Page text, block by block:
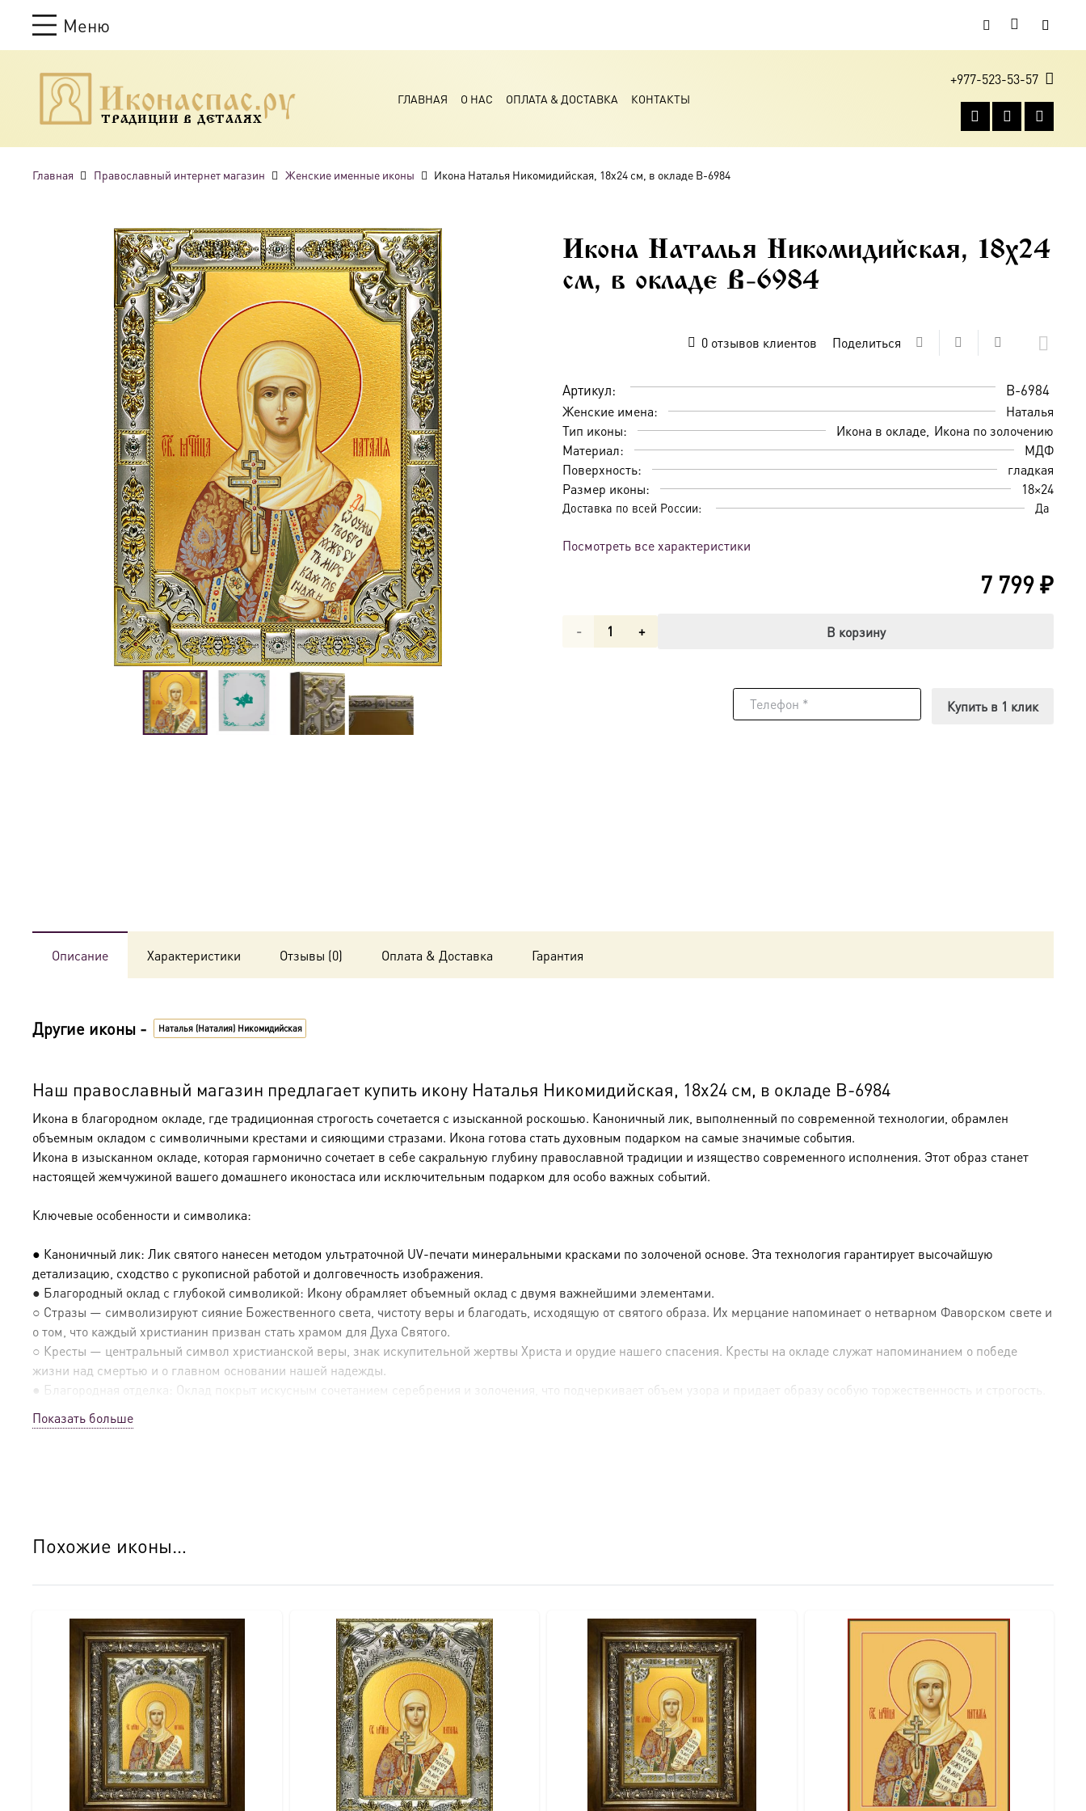
Меню
ТРАДИЦИИ В ДЕТАЛЯХ
ГЛАВНАЯ О НАС ОПЛАТА & ДОСТАВКА КОНТАКТЫ
+977-523-53-57
Главная Православный интернет магазин Женские именные иконы Икона Наталья Никомидийская, 18х24 см, в окладе B-6984
Икона Наталья Никомидийская, 18х24
см, в окладе B-6984
0отзывов клиентов Поделиться
Артикул: B-6984
Женские имена:
Наталья
Тип иконы:
Икона в окладе Икона по золочению
Материал:
МДФ
Поверхность:
гладкая
Размер иконы:
18×24
Доставка по всей России: Да
Посмотреть все характеристики
7 799₽
Количество
В корзину
Купить в 1 клик
Описание Характеристики Отзывы (0) Оплата & Доставка Гарантия
Другие иконы - Наталья (Наталия) Никомидийская
Наш православный магазин предлагает купить икону Наталья Никомидийская, 18х24 см, в окладе B-6984
Икона в благородном окладе, где традиционная строгость сочетается с изысканной роскошью. Каноничный лик, выполненный по современной технологии, обрамлен
объемным окладом с символичными крестами и сияющими стразами. Икона готова стать духовным подарком на самые значимые события.
Икона в изысканном окладе, которая гармонично сочетает в себе сакральную глубину православной традиции и изящество современного исполнения. Этот образ станет
настоящей жемчужиной вашего домашнего иконостаса или исключительным подарком для особо важных событий.
Ключевые особенности и символика:
● Каноничный лик: Лик святого нанесен методом ультраточной UV-печати минеральными красками по золоченой основе. Эта технология гарантирует высочайшую
детализацию, сходство с рукописной работой и долговечность изображения.
● Благородный оклад с глубокой символикой: Икону обрамляет объемный оклад с двумя важнейшими элементами.
○ Стразы — символизируют сияние Божественного света, чистоту веры и благодать, исходящую от святого образа. Их мерцание напоминает о нетварном Фаворском свете и
о том, что каждый христианин призван стать храмом для Духа Святого.
○ Кресты — центральный символ христианской веры, знак искупительной жертвы Христа и орудие нашего спасения. Кресты на окладе служат напоминанием о победе
жизни над смертью и о главном основании нашей надежды.
● Благородная отделка: Оклад покрыт искусным сочетанием серебрения и золочения, что подчеркивает объем узора и придает образу особую торжественность и строгость.
● Эксклюзивные детали:
● Основа: МДФ.
● Техника нанесения лика: Цифровая UV-печать минеральными красками по золочению.
● Оклад: Объемный штампованный оклад с узором (кресты и стразы).
● Покрытие оклада: Серебрение и золочение.
● Оборот: Натуральный шпон, сертификат, петелька.
● Комплектация: Подарочная коробка.
● Освящение: Производство освящено.
Идеальный подарок:
Показать больше
Похожие иконы…